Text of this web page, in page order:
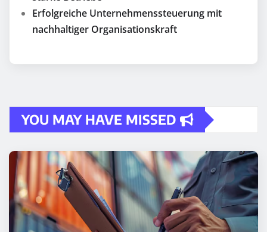
Erfolgreiche Unternehmenssteuerung mit
nachhaltiger Organisationskraft
YOU MAY HAVE MISSED